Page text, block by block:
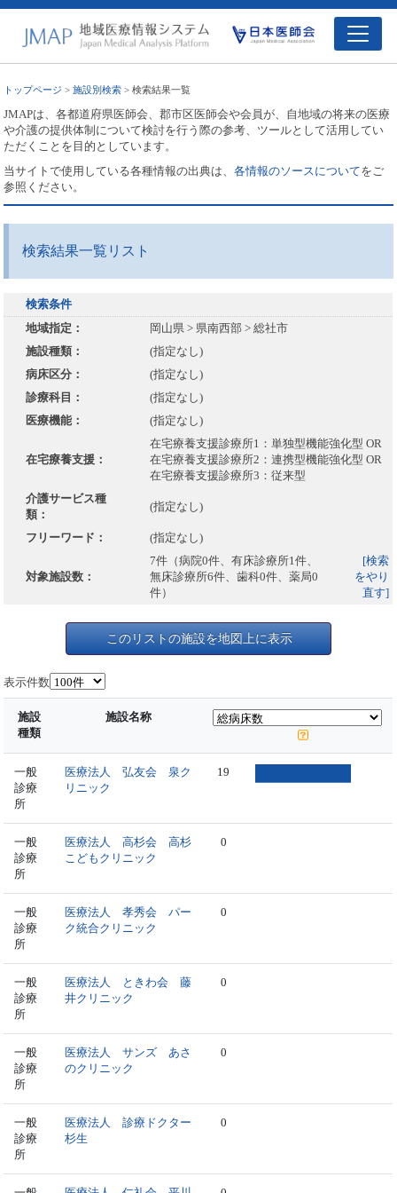
トップページ >施設別検索 > 検索結果一覧
JMAPは、各都道府県医師会、郡市区医師会や会員が、自地域の将来の医療
や介護の提供体制について検討を行う際の参考、ツールとして活用してい
ただくことを目的としています。
当サイトで使用している各種情報の出典は、各情報のソースについてをご
参照ください。
検索結果一覧リスト
検索条件
地域指定：
岡山県 > 県南西部 > 総社市
施設種類：
(指定なし)
病床区分：
(指定なし)
診療科目：
(指定なし)
医療機能：
(指定なし)
在宅療養支援：
在宅療養支援診療所1：単独型機能強化型 OR
在宅療養支援診療所2：連携型機能強化型 OR
在宅療養支援診療所3：従来型
介護サービス種
類：
(指定なし)
フリーワード： (指定なし)
対象施設数：
7件（病院0件、有床診療所1件、
無床診療所6件、歯科0件、薬局0
件）
[検索
をやり
直す]
このリストの施設を地図上に表示
表示件数
施設
種類
施設名称
一般
診療
所
医療法人 弘友会 泉ク
リニック
19
一般
診療
所
医療法人 高杉会 高杉
こどもクリニック
0
一般
診療
所
医療法人 孝秀会 パー
ク統合クリニック
0
一般
診療
所
医療法人 ときわ会 藤
井クリニック
0
一般
診療
所
医療法人 サンズ あさ
のクリニック
0
一般
診療
所
医療法人 診療ドクター
杉生
0